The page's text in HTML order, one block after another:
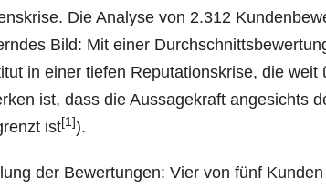
Die Ana­ly­se von 2.312
Bild: Mit einer
in einer tie­fen Reputation­skrise, die
ist, dass die Aus­sa­ge­kraft ange­sichts
ist[1]).
der Bewer­tun­gen: Vier von fünf